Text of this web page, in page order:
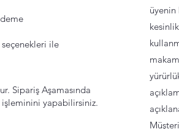
ile
Sipariş Aşamasında
işleminini yapabilirsiniz.
üyenin